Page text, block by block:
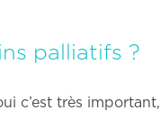
palliatifs ?
c’est très